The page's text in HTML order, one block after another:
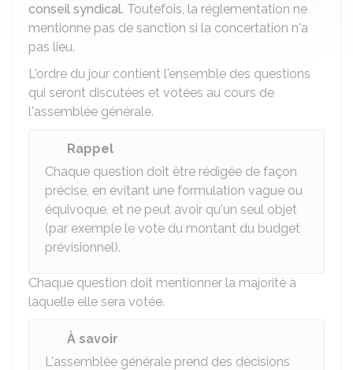
conseil syndical. Toutefois, la réglementation ne
mentionne pas de sanction si la concertation n'a
pas lieu.
L'ordre du jour contient l'ensemble des questions
qui seront discutées et votées au cours de
l'assemblée générale.
Rappel
Chaque question doit être rédigée de façon
précise, en évitant une formulation vague ou
équivoque, et ne peut avoir qu'un seul objet
(par exemple le vote du montant du budget
prévisionnel).
Chaque question doit mentionner la majorité à
laquelle elle sera votée.
À savoir
L'assemblée générale prend des décisions